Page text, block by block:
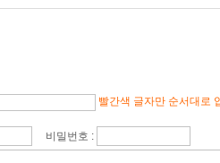
빨간색 글자만 순서대로
비밀번호 :